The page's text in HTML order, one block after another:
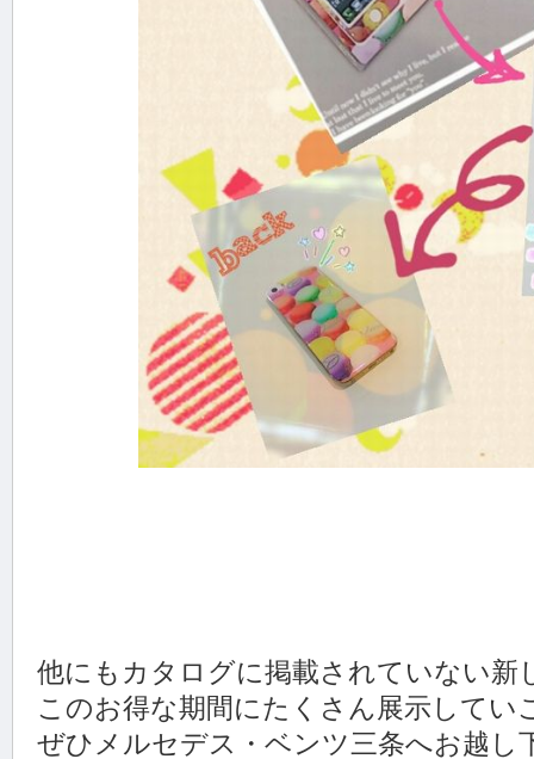
他にもカタログに掲載されていない新
このお得な期間にたくさん展示してい
ぜひメルセデス・ベンツ三条へお越し